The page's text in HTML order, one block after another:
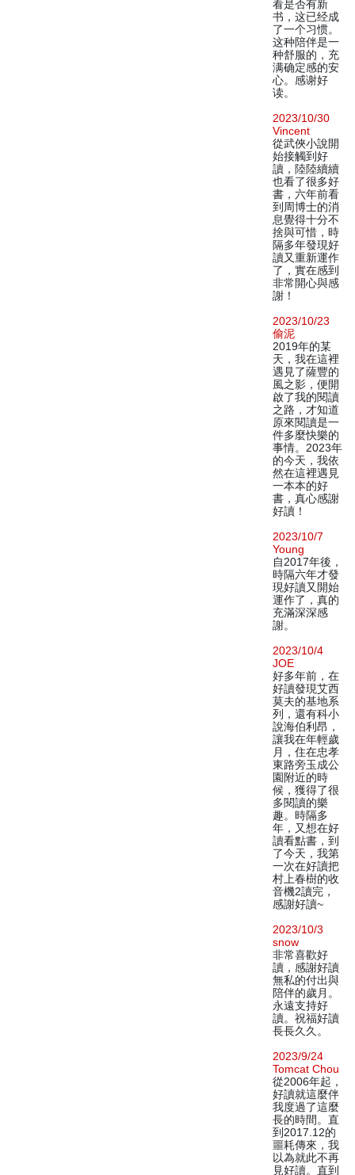
看是否有新
书，这已经成
了一个习惯。
这种陪伴是一
种舒服的，充
满确定感的安
心。感谢好
读。
2023/10/30
Vincent
從武俠小說開
始接觸到好
讀，陸陸續續
也看了很多好
書，六年前看
到周博士的消
息覺得十分不
捨與可惜，時
隔多年發現好
讀又重新運作
了，實在感到
非常開心與感
謝！
2023/10/23
偷泥
2019年的某
天，我在這裡
遇見了薩豐的
風之影，便開
啟了我的閱讀
之路，才知道
原來閱讀是一
件多麼快樂的
事情。2023年
的今天，我依
然在這裡遇見
一本本的好
書，真心感謝
好讀！
2023/10/7
Young
自2017年後，
時隔六年才發
現好讀又開始
運作了，真的
充滿深深感
謝。
2023/10/4
JOE
好多年前，在
好讀發現艾西
莫夫的基地系
列，還有科小
說海伯利昂，
讓我在年輕歲
月，住在忠孝
東路旁玉成公
園附近的時
候，獲得了很
多閱讀的樂
趣。時隔多
年，又想在好
讀看點書，到
了今天，我第
一次在好讀把
村上春樹的收
音機2讀完，
感謝好讀~
2023/10/3
snow
非常喜歡好
讀，感謝好讀
無私的付出與
陪伴的歲月。
永遠支持好
讀。祝福好讀
長長久久。
2023/9/24
Tomcat Chou
從2006年起，
好讀就這麼伴
我度過了這麼
長的時間。直
到2017.12的
噩耗傳來，我
以為就此不再
見好讀。直到